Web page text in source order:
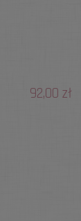
92,00 zł